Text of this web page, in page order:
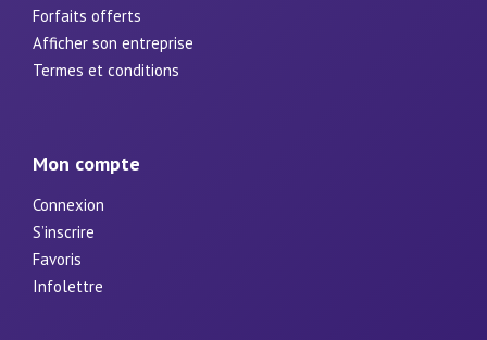
Forfaits offerts
Afficher son entreprise
Termes et conditions
Mon compte
Connexion
S’inscrire
Favoris
Infolettre